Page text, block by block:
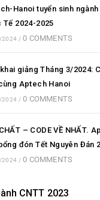
Hanoi tuyển sinh
Tế 2024-2025
2024 / 0 COMMENTS
giảng Tháng 3/2024:
Aptech Hanoi
2024 / 0 COMMENTS
– CODE VỀ NHẤT.
đón Tết Nguyên Đán
2024 / 0 COMMENTS
CNTT 2023